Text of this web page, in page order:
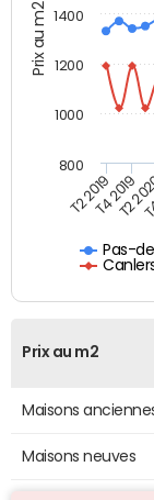
Prix au m2
Pas-
T2 2019T4 2019
T2
800
1000
1200
1400
Prix au m2
Maisons
Maisons neuves